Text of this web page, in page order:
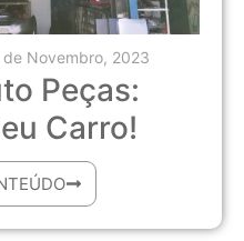
de Novembro, 2023
Peças:
Carro!